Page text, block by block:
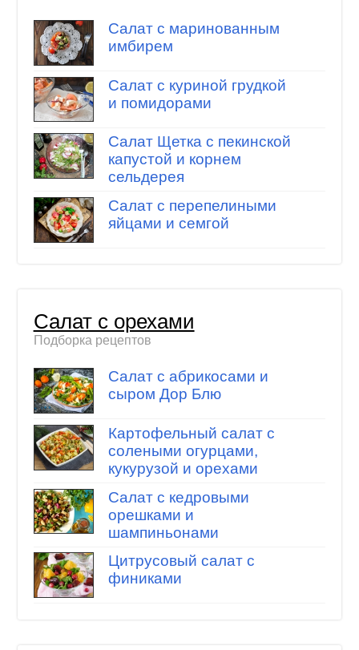
Салат с маринованным
имбирем
Салат с куриной грудкой
и помидорами
Салат Щетка с пекинской
капустой и корнем
сельдерея
Салат с перепелиными
яйцами и семгой
Салат с орехами
Подборка рецептов
Салат с абрикосами и
сыром Дор Блю
Картофельный салат с
солеными огурцами,
кукурузой и орехами
Салат с кедровыми
орешками и
шампиньонами
Цитрусовый салат с
финиками